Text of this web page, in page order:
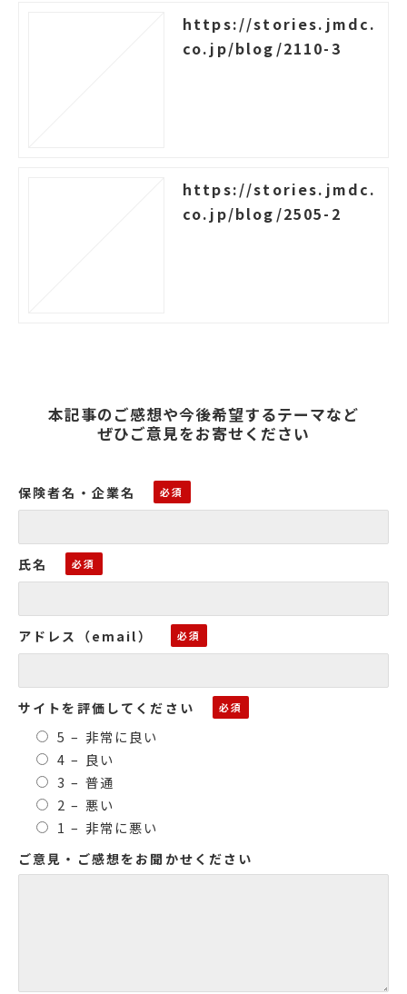
https://stories.jmdc.
co.jp/blog/2110-3
https://stories.jmdc.
co.jp/blog/2505-2
本記事のご感想や今後希望するテーマなど
ぜひご意見をお寄せください
保険者名・企業名
氏名
アドレス（email）
サイトを評価してください
5 – 非常に良い
4 – 良い
3 – 普通
2 – 悪い
1 – 非常に悪い
ご意見・ご感想をお聞かせください